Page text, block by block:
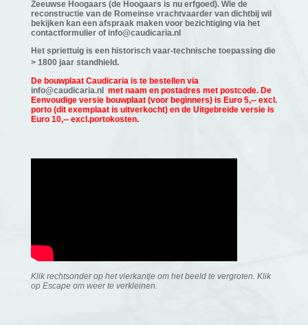
Zeeuwse Hoogaars (de Hoogaars is nu erfgoed). Wie de
reconstructie van de Romeinse vrachtvaarder van dichtbij wil
bekijken kan een afspraak maken voor bezichtiging via het
contactformulier of info@caudicaria.nl
Het spriettuig is een historisch vaar-technische toepassing die
> 1800 jaar standhield.
De bouwplaat Caudicaria is te bestellen via
info@caudicaria.nl
met naam en postadres met postcode. De
Eenvoudige versie bouwplaat (voor beginners) is Euro 5,-- excl.
porto (dit exemplaat is uitverkocht) en de Uitgebreide versie is
Euro 10,-- excl.portokosten.
Klik rechtsonder op het vierkantje om het beeld te vergroten. Klik
op Escape om weer te verkleinen.